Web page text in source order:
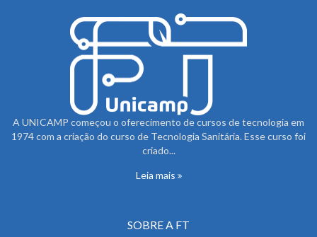
A UNICAMP começou o oferecimento de cursos de tecnologia em
1974 com a criação do curso de Tecnologia Sanitária. Esse curso foi
criado...
Leia mais
SOBRE A FT